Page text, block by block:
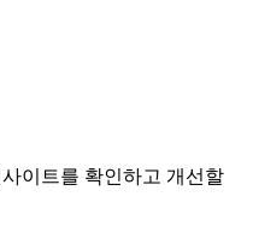
이트를 확인하고 개선할